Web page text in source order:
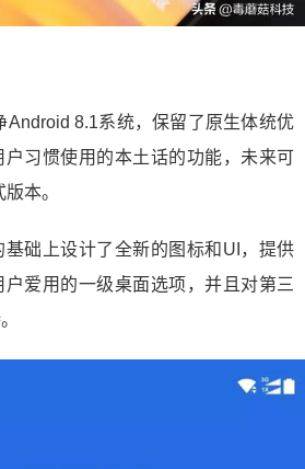
Android 8.1系统，保留了原生体统优
户习惯使用的本土话的功能，未来可
本。
础上设计了全新的图标和UI，提供
爱用的一级桌面选项，并且对第三